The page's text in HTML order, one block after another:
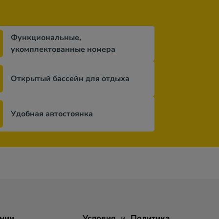
Функциональные,
укомплектованные номера
Открытый бассейн для отдыха
Удобная автостоянка